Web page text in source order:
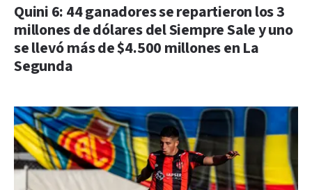
Quini 6: 44 ganadores se repartieron los 3
millones de dólares del Siempre Sale y uno
se llevó más de $4.500 millones en La
Segunda